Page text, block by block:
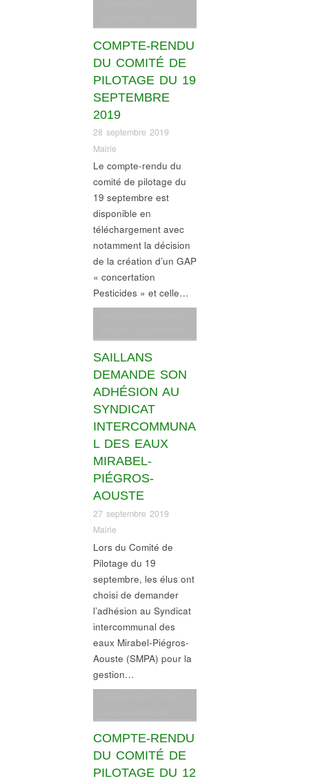
COMPTE-RENDU
DU COMITÉ DE
PILOTAGE DU 19
SEPTEMBRE
2019
28 septembre 2019
Mairie
Ordre du jour comité
de pilotage
Le compte-rendu du
comité de pilotage du
19 septembre est
disponible en
téléchargement avec
notamment la décision
de la création d’un GAP
« concertation
Pesticides » et celle…
SAILLANS
DEMANDE SON
ADHÉSION AU
SYNDICAT
INTERCOMMUNA
L DES EAUX
MIRABEL-
PIÉGROS-
AOUSTE
27 septembre 2019
Mairie
Informations village
Lors du Comité de
Pilotage du 19
septembre, les élus ont
choisi de demander
l’adhésion au Syndicat
intercommunal des
eaux Mirabel-Piégros-
Aouste (SMPA) pour la
gestion…
COMPTE-RENDU
DU COMITÉ DE
PILOTAGE DU 12
pilotage